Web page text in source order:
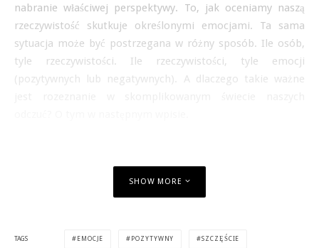
nabranie właściwej perspektywy. To, jak oceniamy naszą
rzeczywistość skutkuje określonymi emocjami. Ta sama
sytuacja może być postrzegana w różny sposób. Ile osób,
tyle rzeczywistości. Ile rzeczywistości, tyle emocji
(pozytywnych lub negatywnych). A dlaczego takie ważne
SHOW MORE
TAGS EMOCJE POZYTYWNY SZCZĘŚCIE